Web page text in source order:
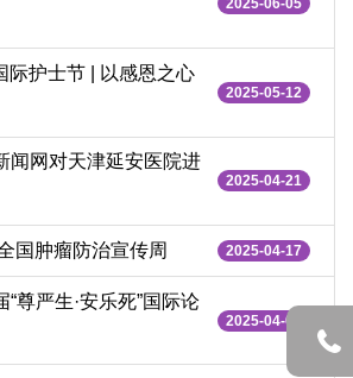
2025-06-05
际护士节 | 以感恩之心
2025-05-12
闻网对天津延安医院进
2025-04-21
国肿瘤防治宣传周 2025-04-17
“尊严生·安乐死”国际论
2025-04-07